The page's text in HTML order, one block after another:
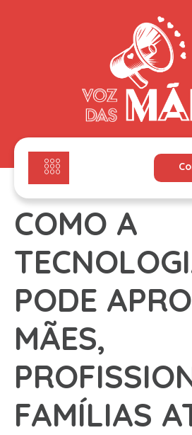
COMO A
PODE
MÃES,
FAMÍLIAS